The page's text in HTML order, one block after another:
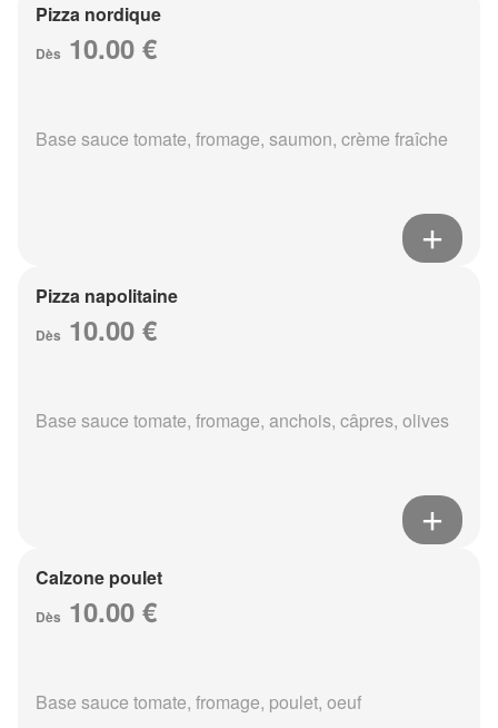
Pizza nordique
Dès 10.00 €
Base sauce tomate, fromage, saumon, crème fraîche
Pizza napolitaine
Dès 10.00 €
Base sauce tomate, fromage, anchois, câpres, olives
Calzone poulet
Dès 10.00 €
Base sauce tomate, fromage, poulet, oeuf